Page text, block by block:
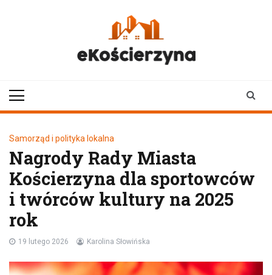
Samorząd i polityka lokalna
Nagrody Rady Miasta
Kościerzyna dla sportowców
i twórców kultury na 2025
rok
19 lutego 2026 Karolina Słowińska